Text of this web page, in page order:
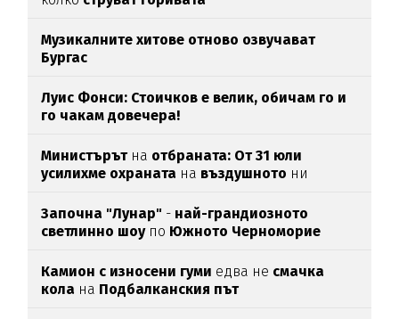
Музикалните хитове отново озвучават
Бургас
Луис Фонси: Стоичков е велик, обичам го и
го чакам довечера!
Министърътна отбраната: От 31 юли
усилихме охраната на въздушното ни
Започна "Лунар" - най-грандиозното
светлинно шоупо Южното Черноморие
Камион с износени гуми едва нe смачка
кола на Подбалканския път